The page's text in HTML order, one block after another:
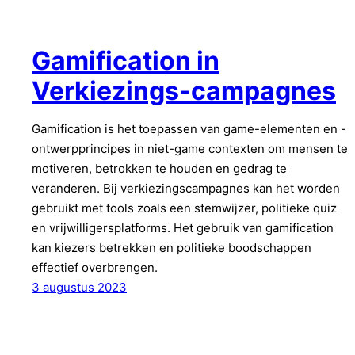
Gamification in
Verkiezings-campagnes
Gamification is het toepassen van game-elementen en -
ontwerpprincipes in niet-game contexten om mensen te
motiveren, betrokken te houden en gedrag te
veranderen. Bij verkiezingscampagnes kan het worden
gebruikt met tools zoals een stemwijzer, politieke quiz
en vrijwilligersplatforms. Het gebruik van gamification
kan kiezers betrekken en politieke boodschappen
effectief overbrengen.
3 augustus 2023